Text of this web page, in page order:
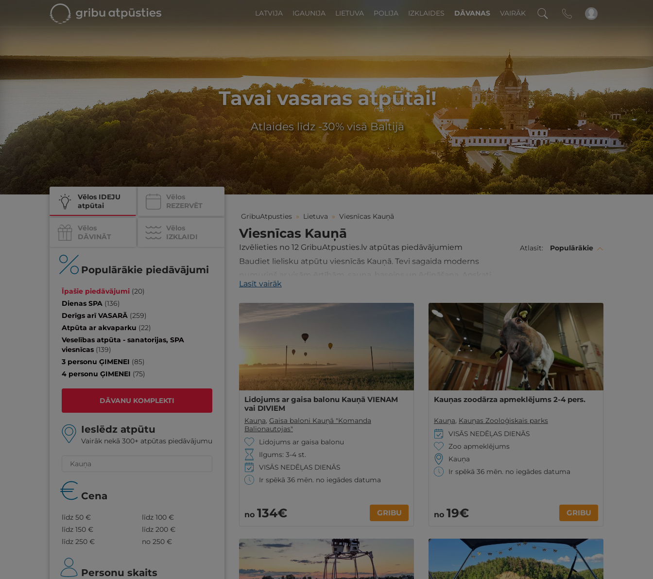
LATVIJA IGAUNIJA LIETUVA POLIJA IZKLAIDES DĀVANAS VAIRĀK
Tavai vasaras atpūtai!
Atlaides līdz -30% visā Baltijā
GribuAtpusties » Lietuva » Viesnīcas Kauņā
Vēlos IDEJU
atpūtai
Vēlos
REZERVĒT
Vēlos
DĀVINĀT
Vēlos
IZKLAIDI
Populārākie piedāvājumi
Īpašie piedāvājumi (20)
Dienas SPA (136)
Derīgs arī VASARĀ (259)
Atpūta ar akvaparku (22)
Veselības atpūta - sanatorijas, SPA
viesnīcas (139)
3 personu ĢIMENEI (85)
4 personu ĢIMENEI (75)
DĀVANU KOMPLEKTI
Ieslēdz atpūtu
Vairāk nekā 300+ atpūtas piedāvājumu
Cena
līdz 50 €
līdz 100 €
līdz 150 €
līdz 200 €
līdz 250 €
no 250 €
Personu skaits
Atlasīt: Populārākie
Viesnīcas Kauņā
Izvēlieties no 12 GribuAtpusties.lv atpūtas piedāvājumiem
Baudiet lielisku atpūtu viesnīcās Kauņā. Tevi sagaida moderns
numuriņš ar visām ērtībām, sauna, baseins un ēdināšana. Apskati
izdevīgos piedāvājumus šeit!
Lasīt vairāk
Lidojums ar gaisa balonu Kauņā VIENAM
vai DIVIEM
Kauņa, Gaisa baloni Kauņā "Komanda
Balionautojas"
Lidojums ar gaisa balonu
Ilgums: 3-4 st.
VISĀS NEDĒĻAS DIENĀS
Ir spēkā 36 mēn. no iegādes datuma
no 134€ GRIBU
Kauņas zoodārza apmeklējums 2-4 pers.
Kauņa, Kauņas Zooloģiskais parks
VISĀS NEDĒĻAS DIENĀS
Zoo apmeklējums
Kauņa
Ir spēkā 36 mēn. no iegādes datuma
no 19€ GRIBU